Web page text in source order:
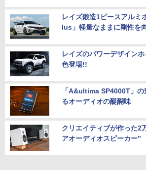
レイズ鍛造1ピースアルミ
lus」軽量なままに剛性を
レイズのパワーデザイン
色登場!!
「A&ultima SP4000T」
るオーディオの醍醐味
クリエイティブが作った2
アオーディオスピーカー”